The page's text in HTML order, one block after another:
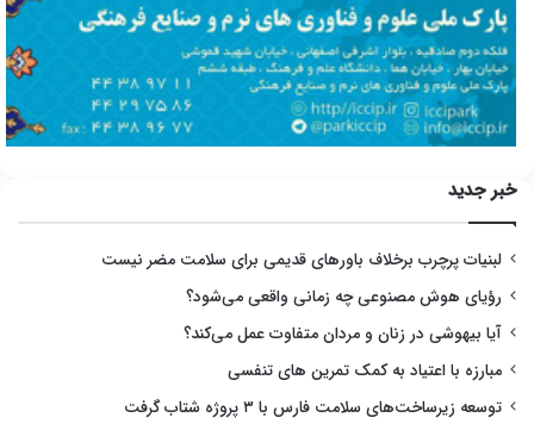
خبر جدید
لبنیات پرچرب برخلاف باورهای قدیمی برای سلامت مضر نیست
رؤیای هوش مصنوعی چه زمانی واقعی می‌شود؟
آیا بیهوشی در زنان و مردان متفاوت عمل می‌کند؟
مبارزه با اعتیاد به کمک تمرین های تنفسی
توسعه زیرساخت‌های سلامت فارس با ۳ پروژه شتاب گرفت